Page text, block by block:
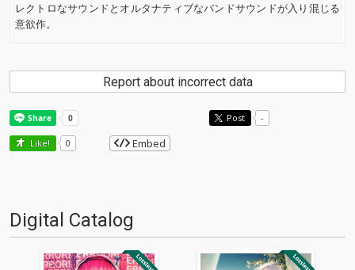
レクトロなサウンドとオルタナティブなバンドサウンドが入り混じる
意欲作。
Report about incorrect data
Post -
Like! 0 Embed
Digital Catalog